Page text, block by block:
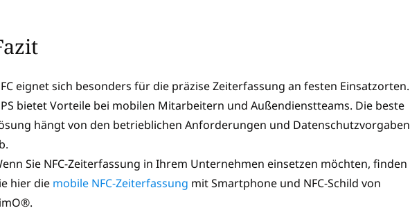
eignet sich besonders für die präzise Zeiterfassung an festen Einsatzorten.
bietet Vorteile bei mobilen Mitarbeitern und Außendienstteams. Die beste
hängt von den betrieblichen Anforderungen und Datenschutzvorgaben
Sie NFC-Zeiterfassung in Ihrem Unternehmen einsetzen möchten, finden
hier die mobile NFC-Zeiterfassung mit Smartphone und NFC-Schild von